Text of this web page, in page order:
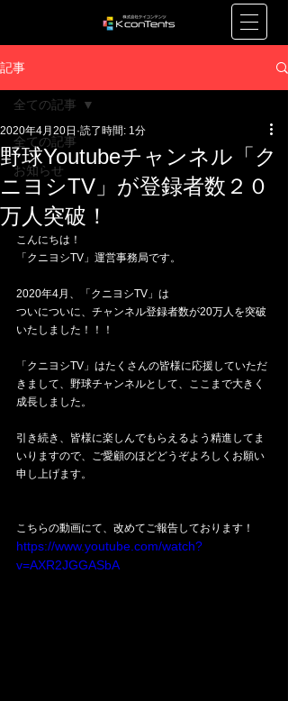
記事
全ての記事
お知らせ
全ての記事
野球Youtubeチャンネル「ク
ニヨシTV」が登録者数２０
万人突破！
2020年4月20日 読了時間: 1分
こんにちは！
「クニヨシTV」運営事務局です。
2020年4月、「クニヨシTV」は
ついについに、チャンネル登録者数が20万人を突破
いたしました！！！
「クニヨシTV」はたくさんの皆様に応援していただ
きまして、野球チャンネルとして、ここまで大きく
成長しました。
引き続き、皆様に楽しんでもらえるよう精進してま
いりますので、ご愛顧のほどどうぞよろしくお願い
申し上げます。
こちらの動画にて、改めてご報告しております！
https://www.youtube.com/watch?
v=AXR2JGGASbA